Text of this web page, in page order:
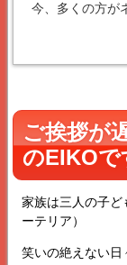
今、多くの方が
ご挨拶が
のEIKOで
家族は三人の子ど
ーテリア）
笑いの絶えない日